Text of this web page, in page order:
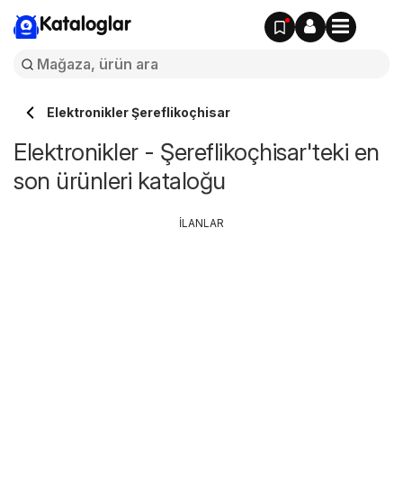
Kataloglar
Elektronikler Şereflikoçhisar
Elektronikler - Şereflikoçhisar'teki en
son ürünleri kataloğu
İLANLAR